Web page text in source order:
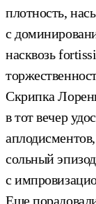
плотность,
с
насквозь
Скрипка
в тот вечер
сольный
с
Еще